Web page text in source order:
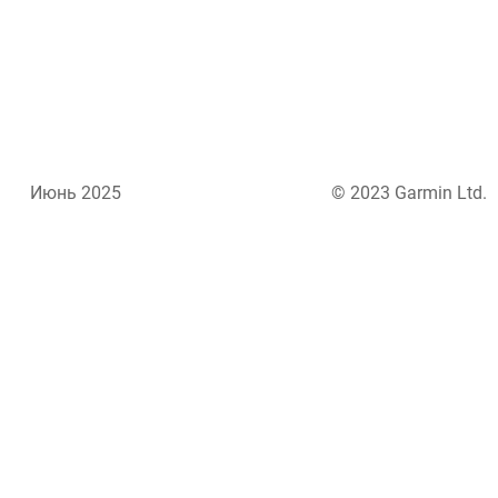
Июнь 2025 © 2023 Garmin Ltd.